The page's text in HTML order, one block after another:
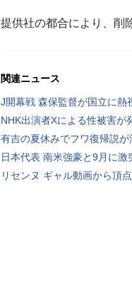
提供社の都合により、削
関連ニュース
J開幕戦 森保監督が国立に熱
NHK出演者Xによる性被害が
有吉の夏休みでフワ復帰説が
日本代表 南米強豪と9月に激
リセンヌ ギャル動画から頂